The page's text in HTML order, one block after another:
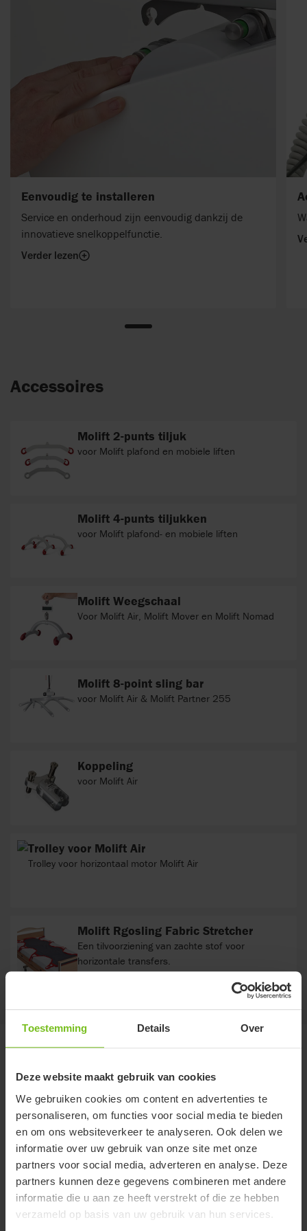
Toestemming Details Over
Deze website maakt gebruik van cookies
We gebruiken cookies om content en advertenties te
personaliseren, om functies voor social media te bieden
en om ons websiteverkeer te analyseren. Ook delen we
informatie over uw gebruik van onze site met onze
partners voor social media, adverteren en analyse. Deze
partners kunnen deze gegevens combineren met andere
informatie die u aan ze heeft verstrekt of die ze hebben
verzameld op basis van uw gebruik van hun services.
Eenvoudig te installeren
Service en onderhoud zijn eenvoudig dankzij de
innovatieve snelkoppelfunctie.
Verder lezen
Accessoires
Molift 2-punts tiljuk
voor Molift plafond en mobiele liften
Molift 4-punts tiljukken
voor Molift plafond- en mobiele liften
Molift Weegschaal
Voor Molift Air, Molift Mover en Molift Nomad
Molift 8-point sling bar
voor Molift Air & Molift Partner 255
Koppeling
voor Molift Air
Trolley voor Molift Air
Trolley voor horizontaal motor Molift Air
Molift Rgosling Fabric Stretcher
Een tilvoorziening van zachte stof voor
horizontale transfers.
Het downloaden van gebruikershandleidingen is alleen bedoeld als
aanvulling op de meegeleverde geprinte versie. De producten
waarnaar wordt verwezen kunnen zonder voorafgaande kennisgeving
worden gewijzigd en de lezer wordt geadviseerd om te zorgen voor
samenhang met de productversie en het artikelnummer, evenals de
juiste vertaling.
Selecteer een document filter
Toon alles